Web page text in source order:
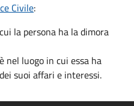
Civile:
la persona ha la dimora
nel luogo in cui essa ha
suoi affari e interessi.